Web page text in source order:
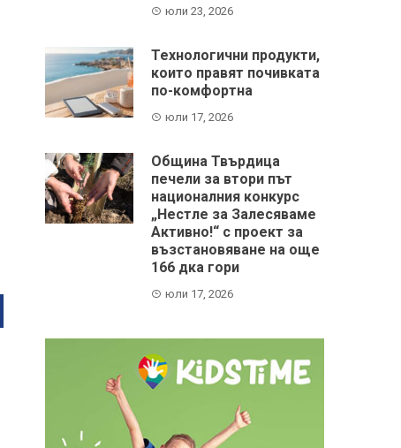
юли 23, 2026
Технологични продукти,
които правят почивката
по-комфортна
юли 17, 2026
Община Твърдица
печели за втори път
националния конкурс
„Нестле за Залесяваме
Активно!“ с проект за
възстановяване на още
166 дка гори
юли 17, 2026